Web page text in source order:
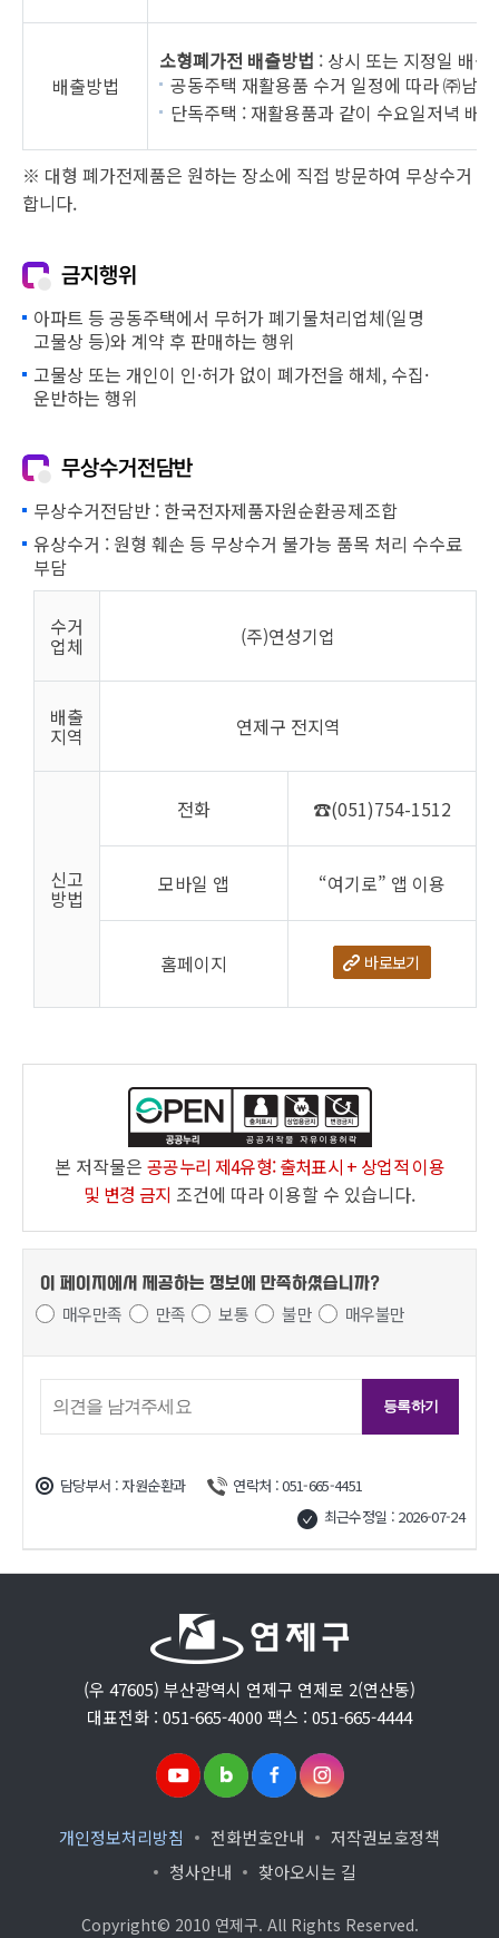
배출방법
소형폐가전 배출방법 : 상시 또는 지정일 배출
공동주택 재활용품 수거 일정에 따라 ㈜남
단독주택 : 재활용품과 같이 수요일저녁 배출
※ 대형 폐가전제품은 원하는 장소에 직접 방문하여 무상수거
합니다.
금지행위
아파트 등 공동주택에서 무허가 폐기물처리업체(일명
고물상 등)와 계약 후 판매하는 행위
고물상 또는 개인이 인·허가 없이 폐가전을 해체, 수집·
운반하는 행위
무상수거전담반
무상수거전담반 : 한국전자제품자원순환공제조합
유상수거 : 원형 훼손 등 무상수거 불가능 품목 처리 수수료
부담
수거
업체 (주)연성기업
배출
지역 연제구 전지역
신고
방법
전화 ☎(051)754-1512
모바일 앱 “여기로” 앱 이용
홈페이지 바로보기
본 저작물은 공공누리 제4유형: 출처표시 + 상업적 이용
및 변경 금지 조건에 따라 이용할 수 있습니다.
담당부서 : 자원순환과
연락처 : 051-665-4451
최근수정일 : 2026-07-24
이 페이지에서 제공하는 정보에 만족하셨습니까?
매우만족 만족 보통 불만 매우불만
(우 47605) 부산광역시 연제구 연제로 2(연산동)
대표전화 : 051-665-4000 팩스 : 051-665-4444
개인정보처리방침 전화번호안내
저작권보호정책
청사안내
찾아오시는 길
Copyright© 2010 연제구. All Rights Reserved.